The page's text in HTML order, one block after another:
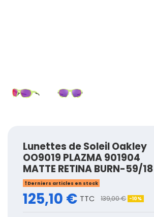
Lunettes de Soleil Oakley
OO9019 PLAZMA 901904
MATTE RETINA BURN-59/18
Derniers articles en stock
125,10 € TTC 139,00 € -10%